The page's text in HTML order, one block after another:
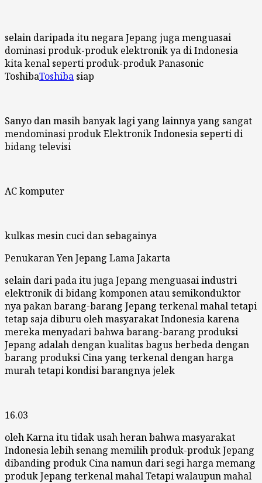
selain daripada itu negara Jepang juga menguasai
dominasi produk-produk elektronik ya di Indonesia
kita kenal seperti produk-produk Panasonic
ToshibaToshiba siap
Sanyo dan masih banyak lagi yang lainnya yang sangat
mendominasi produk Elektronik Indonesia seperti di
bidang televisi
AC komputer
kulkas mesin cuci dan sebagainya
Penukaran Yen Jepang Lama Jakarta
selain dari pada itu juga Jepang menguasai industri
elektronik di bidang komponen atau semikonduktor
nya pakan barang-barang Jepang terkenal mahal tetapi
tetap saja diburu oleh masyarakat Indonesia karena
mereka menyadari bahwa barang-barang produksi
Jepang adalah dengan kualitas bagus berbeda dengan
barang produksi Cina yang terkenal dengan harga
murah tetapi kondisi barangnya jelek
16.03
oleh Karna itu tidak usah heran bahwa masyarakat
Indonesia lebih senang memilih produk-produk Jepang
dibanding produk Cina namun dari segi harga memang
produk Jepang terkenal mahal Tetapi walaupun mahal